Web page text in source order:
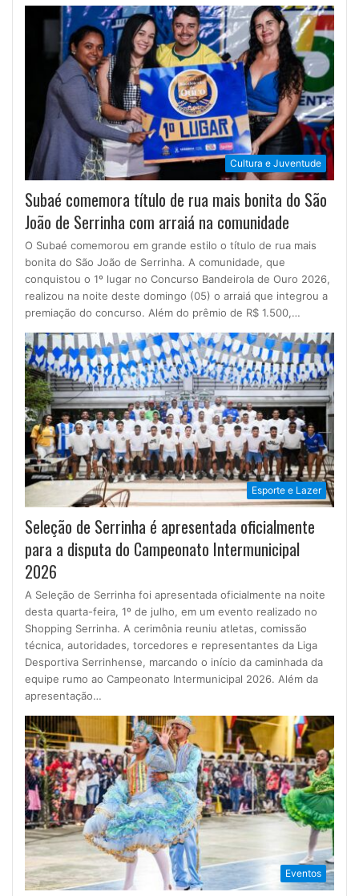
Cultura e Juventude
Subaé comemora título de rua mais bonita do São
João de Serrinha com arraiá na comunidade
O Subaé comemorou em grande estilo o título de rua mais
bonita do São João de Serrinha. A comunidade, que
conquistou o 1º lugar no Concurso Bandeirola de Ouro 2026,
realizou na noite deste domingo (05) o arraiá que integrou a
premiação do concurso. Além do prêmio de R$ 1.500,…
Esporte e Lazer
Seleção de Serrinha é apresentada oficialmente
para a disputa do Campeonato Intermunicipal
2026
A Seleção de Serrinha foi apresentada oficialmente na noite
desta quarta-feira, 1º de julho, em um evento realizado no
Shopping Serrinha. A cerimônia reuniu atletas, comissão
técnica, autoridades, torcedores e representantes da Liga
Desportiva Serrinhense, marcando o início da caminhada da
equipe rumo ao Campeonato Intermunicipal 2026. Além da
apresentação…
Eventos